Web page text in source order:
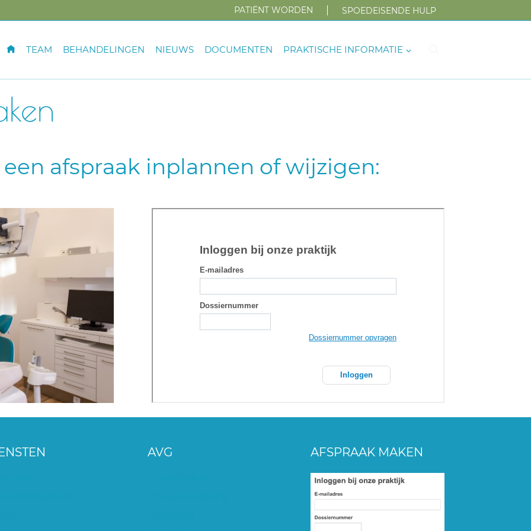
PATIËNT WORDEN SPOEDEISENDE HULP
TEAM BEHANDELINGEN NIEUWS DOCUMENTEN PRAKTISCHE INFORMATIE
afspraak inplannen of wijzigen:
AVG AFSPRAAK MAKEN